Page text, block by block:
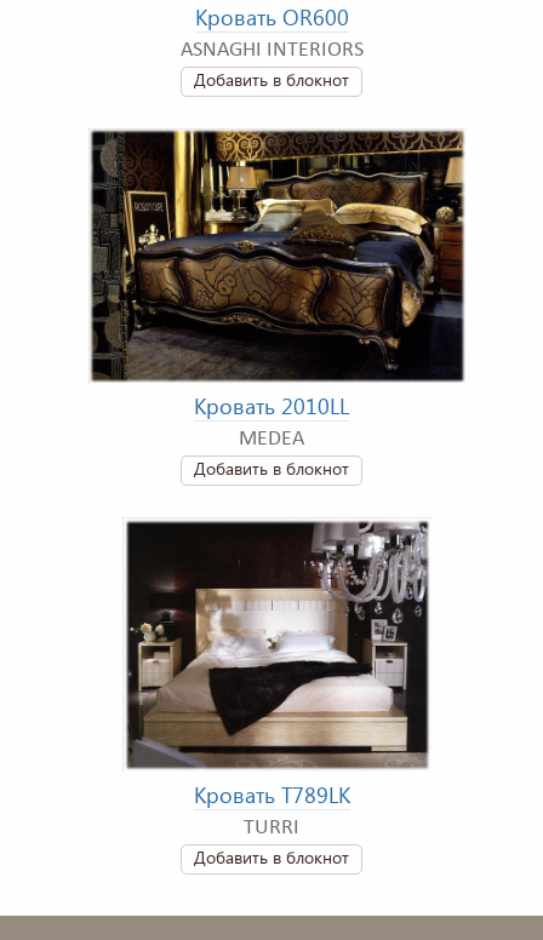
Кровать OR600
ASNAGHI INTERIORS
Добавить в блокнот
Кровать 2010LL
MEDEA
Добавить в блокнот
Кровать T789LK
TURRI
Добавить в блокнот